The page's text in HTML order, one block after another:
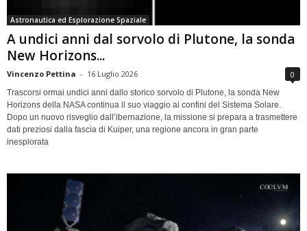
Astronautica ed Esplorazione Spaziale
A undici anni dal sorvolo di Plutone, la sonda
New Horizons...
Vincenzo Pettina - 16 Luglio 2026 0
Trascorsi ormai undici anni dallo storico sorvolo di Plutone, la sonda New
Horizons della NASA continua il suo viaggio ai confini del Sistema Solare.
Dopo un nuovo risveglio dall’ibernazione, la missione si prepara a trasmettere
dati preziosi dalla fascia di Kuiper, una regione ancora in gran parte
inesplorata